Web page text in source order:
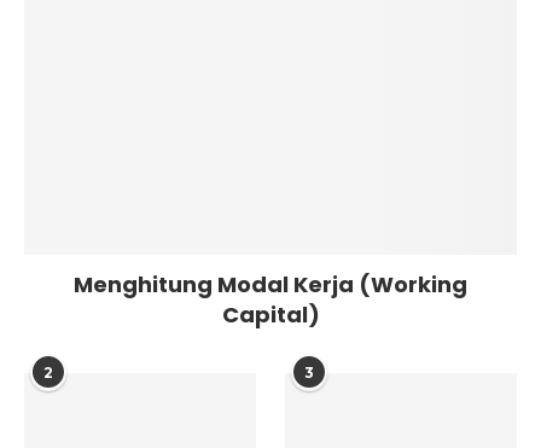
Menghitung Modal Kerja (Working
Capital)
2 3